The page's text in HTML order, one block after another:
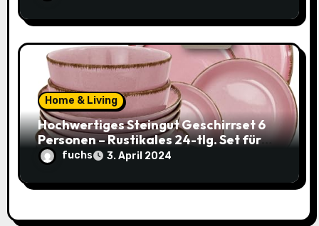
Home & Living
Hochwertiges Steingut Geschirrset 6
Personen – Rustikales 24-tlg. Set für
nur 49,95€ statt 119,95€
fuchs 3. April 2024